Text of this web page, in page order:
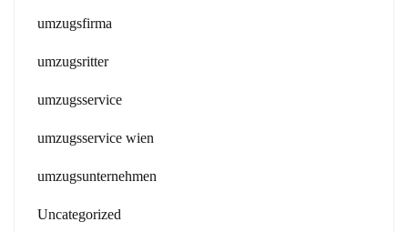
umzugsfirma
umzugsritter
umzugsservice
umzugsservice wien
umzugsunternehmen
Uncategorized